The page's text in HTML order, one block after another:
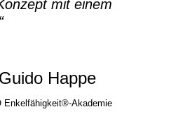
mit einem
Guido Happe
Enkelfähigkeit®-Akademie